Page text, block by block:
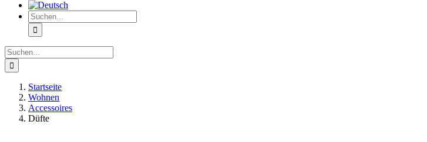
Suche
nach:
Suche
nach:
Startseite
Wohnen
Accessoires
Düfte